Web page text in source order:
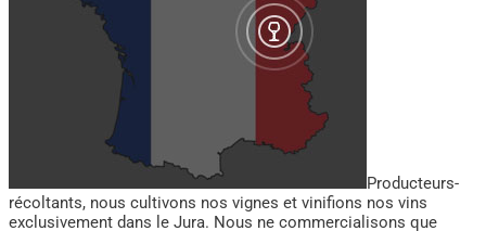
Producteurs-
récoltants, nous cultivons nos vignes et vinifions nos vins
exclusivement dans le Jura. Nous ne commercialisons que